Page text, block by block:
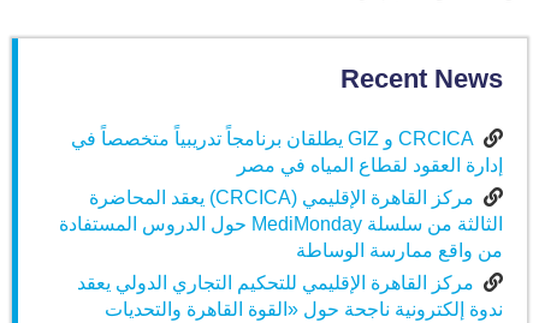
Recent News
CRCICA و GIZ يطلقان برنامجاً تدريبياً متخصصاً في
إدارة العقود لقطاع المياه في مصر
مركز القاهرة الإقليمي (CRCICA) يعقد المحاضرة
الثالثة من سلسلة MediMonday حول الدروس المستفادة
من واقع ممارسة الوساطة
مركز القاهرة الإقليمي للتحكيم التجاري الدولي يعقد
ندوة إلكترونية ناجحة حول «القوة القاهرة والتحديات